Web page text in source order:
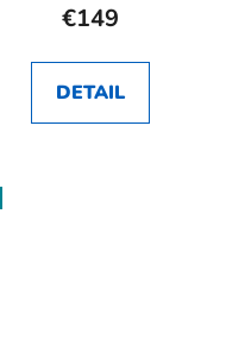
€149
DETAIL